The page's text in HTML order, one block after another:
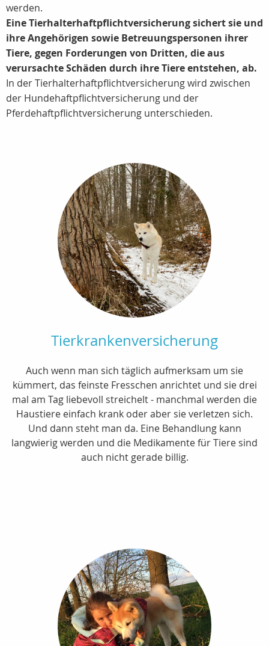
werden.
Eine Tierhalterhaftpflichtversicherung sichert sie und
ihre Angehörigen sowie Betreuungspersonen ihrer
Tiere, gegen Forderungen von Dritten, die aus
verursachte Schäden durch ihre Tiere entstehen, ab.
In der Tierhalterhaftpflichtversicherung wird zwischen
der Hundehaftpflichtversicherung und der
Pferdehaftpflichtversicherung unterschieden.
Tierkrankenversicherung
Auch wenn man sich täglich aufmerksam um sie
kümmert, das feinste Fresschen anrichtet und sie drei
mal am Tag liebevoll streichelt - manchmal werden die
Haustiere einfach krank oder aber sie verletzen sich.
Und dann steht man da. Eine Behandlung kann
langwierig werden und die Medikamente für Tiere sind
auch nicht gerade billig.